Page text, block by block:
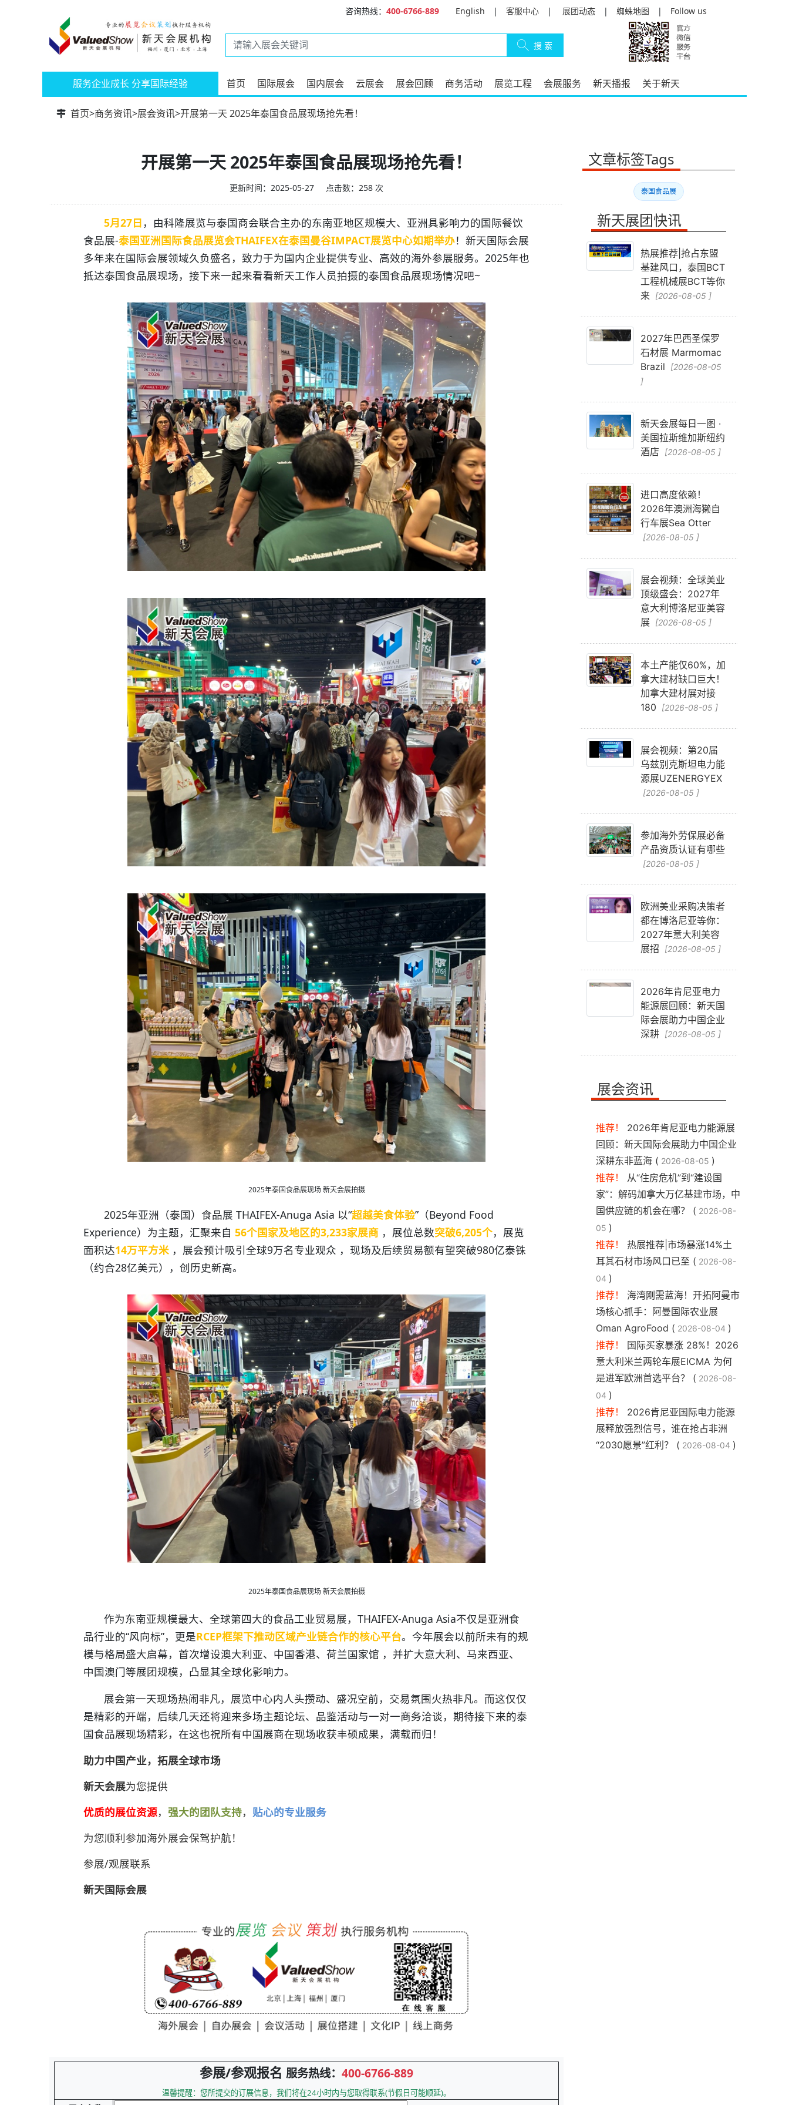
咨询热线： 400-6766-889 English | 客服中心 | 展团动态 | 蜘蛛地图 | Follow us
服务企业成长 分享国际经验 首页 国际展会 国内展会 云展会 展会回顾 商务活动 展览工程 会展服务 新天播报 关于新天
首页>商务资讯>展会资讯>开展第一天 2025年泰国食品展现场抢先看！
开展第一天 2025年泰国食品展现场抢先看！
更新时间：2025-05-27 点击数：258 次
5月27日 ，由科隆展览与泰国商会联合主办的东南亚地区规模大、亚洲具影响力的国际餐饮
食品展-泰国亚洲国际食品展览会THAIFEX在泰国曼谷IMPACT展览中心如期举办！新天国际会展
多年来在国际会展领域久负盛名，致力于为国内企业提供专业、高效的海外参展服务。2025年也
抵达泰国食品展现场，接下来一起来看看新天工作人员拍摄的泰国食品展现场情况吧~
2025年泰国食品展现场 新天会展拍摄
2025年亚洲（泰国）食品展 THAIFEX-Anuga Asia 以“超越美食体验”（Beyond Food
Experience）为主题，汇聚来自 56个国家及地区的3,233家展商 ，展位总数突破6,205个，展览
面积达14万平方米 ，展会预计吸引全球9万名专业观众 ，现场及后续贸易额有望突破980亿泰铢
（约合28亿美元），创历史新高。
2025年泰国食品展现场 新天会展拍摄
作为东南亚规模最大、全球第四大的食品工业贸易展，THAIFEX-Anuga Asia不仅是亚洲食
品行业的“风向标”，更是RCEP框架下推动区域产业链合作的核心平台。今年展会以前所未有的规
模与格局盛大启幕，首次增设澳大利亚、中国香港、荷兰国家馆 ，并扩大意大利、马来西亚、
中国澳门等展团规模，凸显其全球化影响力。
展会第一天现场热闹非凡，展览中心内人头攒动、盛况空前，交易氛围火热非凡。而这仅仅
是精彩的开端，后续几天还将迎来多场主题论坛、品鉴活动与一对一商务洽谈，期待接下来的泰
国食品展现场精彩，在这也祝所有中国展商在现场收获丰硕成果，满载而归 ！
助力中国产业，拓展全球市场
新天会展为您提供
优质的展位资源， 强大的团队支持， 贴心的专业服务
为您顺利参加海外展会保驾护航！
参展/观展联系
新天国际会展
参展/参观报名 服务热线： 400-6766-889
温馨提醒：您所提交的订展信息，我们将在24小时内与您取得联系(节假日可能顺延)。
文章标签Tags
泰国食品展
新天展团快讯
热展推荐|抢占东盟
基建风口，泰国BCT
工程机械展BCT等你
来 [2026-08-05 ]
2027年巴西圣保罗
石材展 Marmomac
Brazil
[2026-08-05
]
新天会展每日一图 ·
美国拉斯维加斯纽约
酒店
[2026-08-05 ]
进口高度依赖！
2026年澳洲海獭自
行车展Sea Otter
[2026-08-05 ]
展会视频：全球美业
顶级盛会：2027年
意大利博洛尼亚美容
展 [2026-08-05 ]
本土产能仅60%，加
拿大建材缺口巨大！
加拿大建材展对接
180
[2026-08-05 ]
展会视频：第20届
乌兹别克斯坦电力能
源展UZENERGYEX
[2026-08-05 ]
参加海外劳保展必备
产品资质认证有哪些
[2026-08-05 ]
欧洲美业采购决策者
都在博洛尼亚等你：
2027年意大利美容
展招
[2026-08-05 ]
2026年肯尼亚电力
能源展回顾：新天国
际会展助力中国企业
深耕 [2026-08-05 ]
展会资讯
推荐！
2026年肯尼亚电力能源展
回顾：新天国际会展助力中国企业
深耕东非蓝海 ( 2026-08-05 )
推荐！
从“住房危机”到“建设国
家”：解码加拿大万亿基建市场，中
国供应链的机会在哪？ ( 2026-08-
05 )
推荐！
热展推荐|市场暴涨14%土
耳其石材市场风口已至 ( 2026-08-
04 )
推荐！
海湾刚需蓝海！开拓阿曼市
场核心抓手：阿曼国际农业展
Oman AgroFood ( 2026-08-04 )
推荐！
国际买家暴涨 28%！2026
意大利米兰两轮车展EICMA 为何
是进军欧洲首选平台？ ( 2026-08-
04 )
推荐！
2026肯尼亚国际电力能源
展释放强烈信号，谁在抢占非洲
“2030愿景”红利？ ( 2026-08-04 )